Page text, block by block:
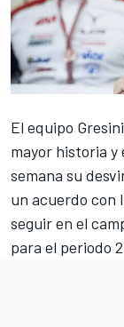
El equipo
mayor historia y
semana su
un acuerdo con
seguir en el
para el periodo